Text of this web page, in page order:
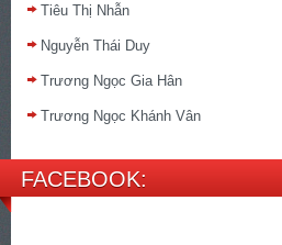
Tiêu Thị Nhẫn
Nguyễn Thái Duy
Trương Ngọc Gia Hân
Trương Ngọc Khánh Vân
FACEBOOK: